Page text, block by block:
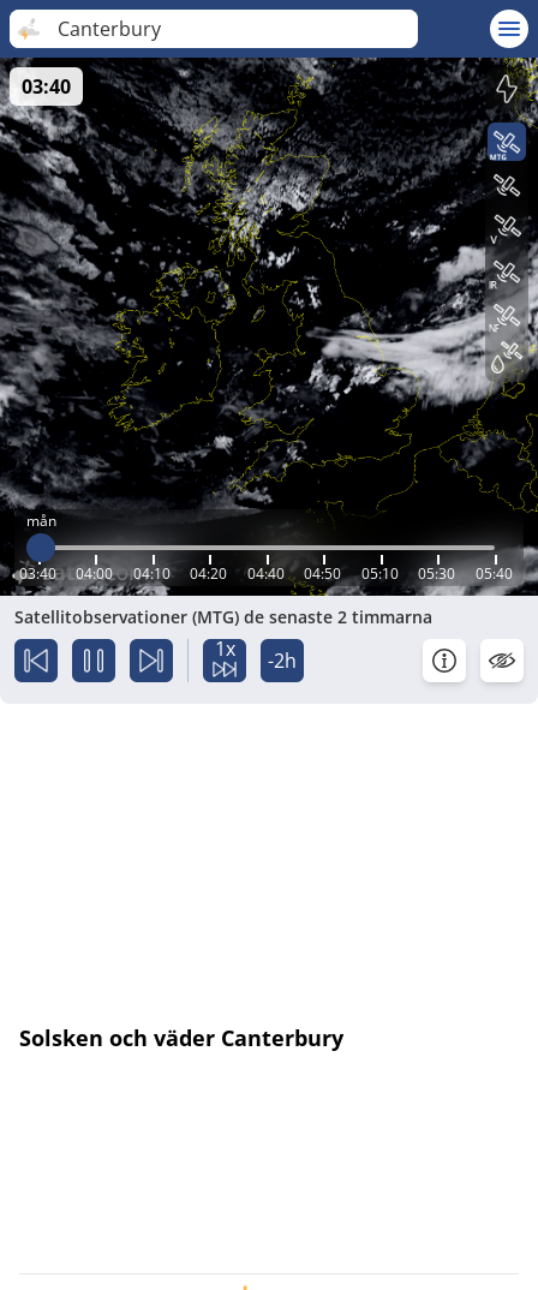
Canterbury
mån
03:40 04:00 04:10 04:20 04:40 04:50 05:10 05:30 05:40
03:40
Satellitobservationer (MTG) de senaste 2 timmarna
1x -2h
Solsken och väder Canterbury